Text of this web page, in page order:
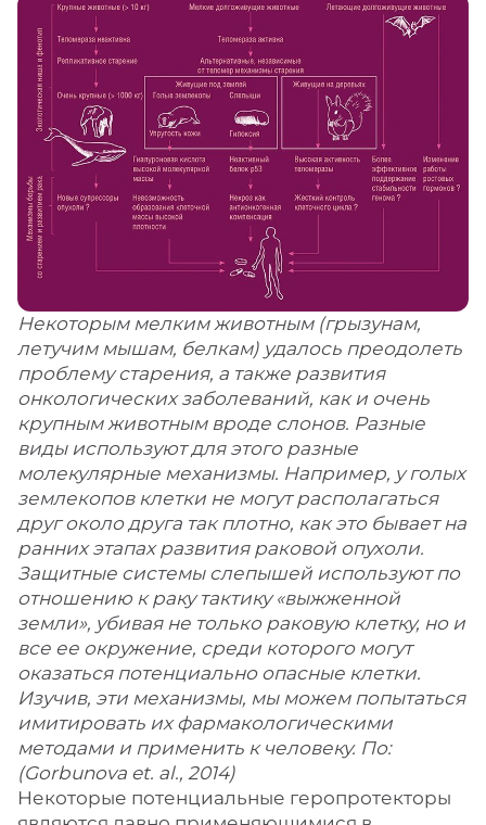
Некоторым мелким животным (грызунам,
летучим мышам, белкам) удалось преодолеть
проблему старения, а также развития
онкологических заболеваний, как и очень
крупным животным вроде слонов. Разные
виды используют для этого разные
молекулярные механизмы. Например, у голых
землекопов клетки не могут располагаться
друг около друга так плотно, как это бывает на
ранних этапах развития раковой опухоли.
Защитные системы слепышей используют по
отношению к раку тактику «выжженной
земли», убивая не только раковую клетку, но и
все ее окружение, среди которого могут
оказаться потенциально опасные клетки.
Изучив, эти механизмы, мы можем попытаться
имитировать их фармакологическими
методами и применить к человеку. По:
(Gorbunova et. al., 2014)
Некоторые потенциальные геропротекторы